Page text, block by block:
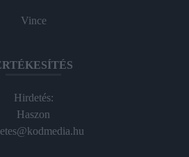
Vince
Hirdetés:
Haszon